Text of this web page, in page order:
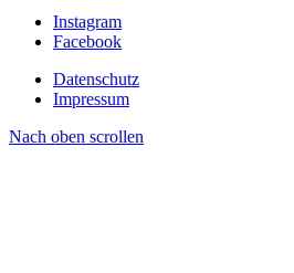
Instagram
Facebook
Datenschutz
Impressum
Nach oben scrollen